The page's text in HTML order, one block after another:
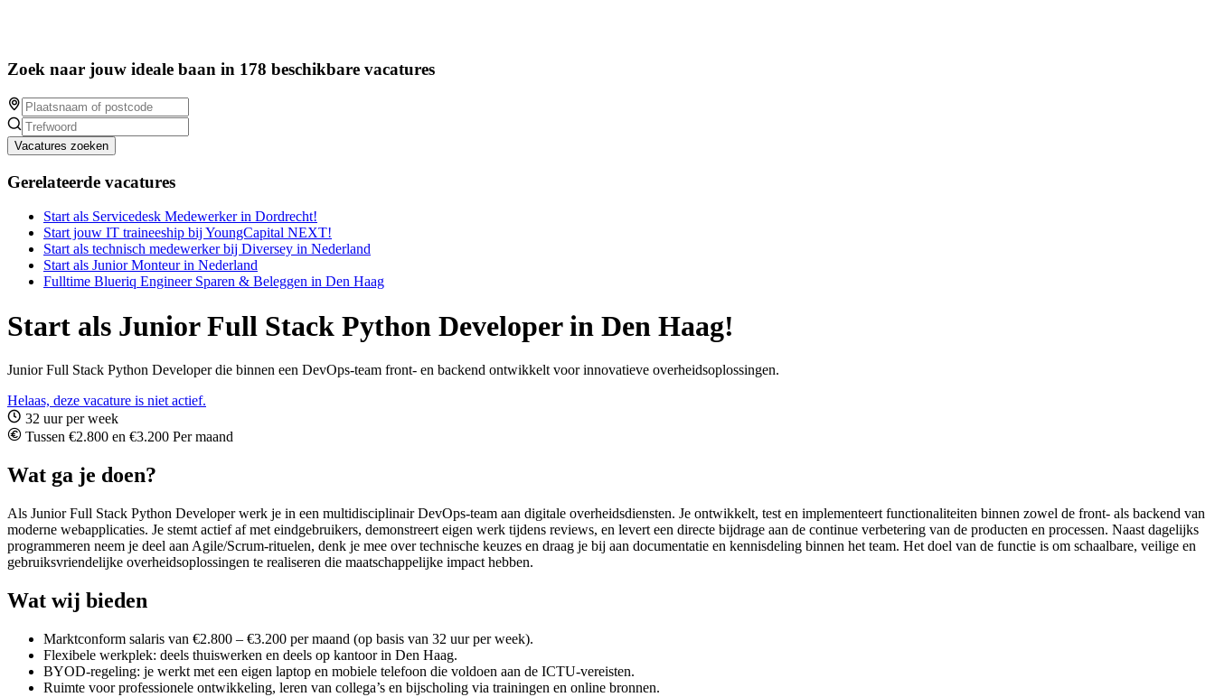
Zoek naar jouw ideale baan in 178 beschikbare vacatures
Vacatures zoeken
Gerelateerde vacatures
Start als Servicedesk Medewerker in Dordrecht!
Start jouw IT traineeship bij YoungCapital NEXT!
Start als technisch medewerker bij Diversey in Nederland
Start als Junior Monteur in Nederland
Fulltime Blueriq Engineer Sparen & Beleggen in Den Haag
Start als Junior Full Stack Python Developer in Den Haag!
Junior Full Stack Python Developer die binnen een DevOps-team front- en backend ontwikkelt voor innovatieve overheidsoplossingen.
Helaas, deze vacature is niet actief.
32 uur per week
Tussen €2.800 en €3.200 Per maand
Wat ga je doen?
Als Junior Full Stack Python Developer werk je in een multidisciplinair DevOps-team aan digitale overheidsdiensten. Je ontwikkelt, test en implementeert functionaliteiten binnen zowel de front- als backend van
moderne webapplicaties. Je stemt actief af met eindgebruikers, demonstreert eigen werk tijdens reviews, en levert een directe bijdrage aan de continue verbetering van de producten en processen. Naast dagelijks
programmeren neem je deel aan Agile/Scrum-rituelen, denk je mee over technische keuzes en draag je bij aan documentatie en kennisdeling binnen het team. Het doel van de functie is om schaalbare, veilige en
gebruiksvriendelijke overheidsoplossingen te realiseren die maatschappelijke impact hebben.
Wat wij bieden
Marktconform salaris van €2.800 – €3.200 per maand (op basis van 32 uur per week).
Flexibele werkplek: deels thuiswerken en deels op kantoor in Den Haag.
BYOD-regeling: je werkt met een eigen laptop en mobiele telefoon die voldoen aan de ICTU-vereisten.
Ruimte voor professionele ontwikkeling, leren van collega’s en bijscholing via trainingen en online bronnen.